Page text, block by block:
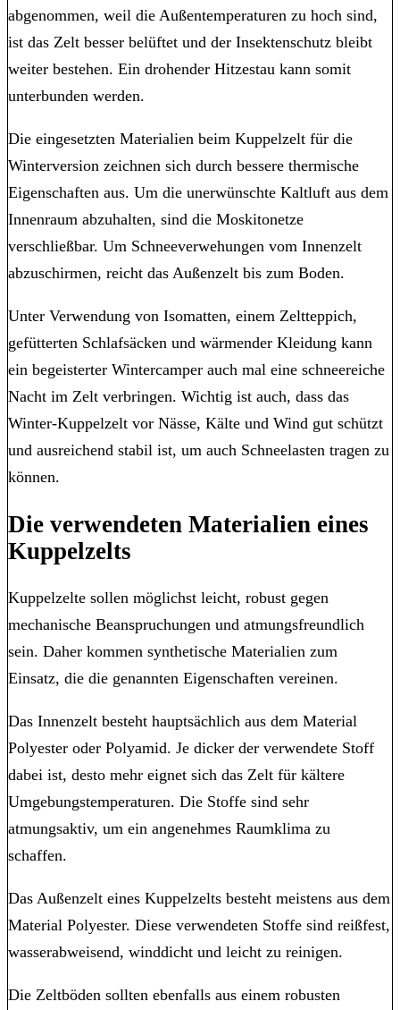
abgenommen, weil die Außentemperaturen zu hoch sind,
ist das Zelt besser belüftet und der Insektenschutz bleibt
weiter bestehen. Ein drohender Hitzestau kann somit
unterbunden werden.
Die eingesetzten Materialien beim Kuppelzelt für die
Winterversion zeichnen sich durch bessere thermische
Eigenschaften aus. Um die unerwünschte Kaltluft aus dem
Innenraum abzuhalten, sind die Moskitonetze
verschließbar. Um Schneeverwehungen vom Innenzelt
abzuschirmen, reicht das Außenzelt bis zum Boden.
Unter Verwendung von Isomatten, einem Zeltteppich,
gefütterten Schlafsäcken und wärmender Kleidung kann
ein begeisterter Wintercamper auch mal eine schneereiche
Nacht im Zelt verbringen. Wichtig ist auch, dass das
Winter-Kuppelzelt vor Nässe, Kälte und Wind gut schützt
und ausreichend stabil ist, um auch Schneelasten tragen zu
können.
Die verwendeten Materialien eines
Kuppelzelts
Kuppelzelte sollen möglichst leicht, robust gegen
mechanische Beanspruchungen und atmungsfreundlich
sein. Daher kommen synthetische Materialien zum
Einsatz, die die genannten Eigenschaften vereinen.
Das Innenzelt besteht hauptsächlich aus dem Material
Polyester oder Polyamid. Je dicker der verwendete Stoff
dabei ist, desto mehr eignet sich das Zelt für kältere
Umgebungstemperaturen. Die Stoffe sind sehr
atmungsaktiv, um ein angenehmes Raumklima zu
schaffen.
Das Außenzelt eines Kuppelzelts besteht meistens aus dem
Material Polyester. Diese verwendeten Stoffe sind reißfest,
wasserabweisend, winddicht und leicht zu reinigen.
Die Zeltböden sollten ebenfalls aus einem robusten